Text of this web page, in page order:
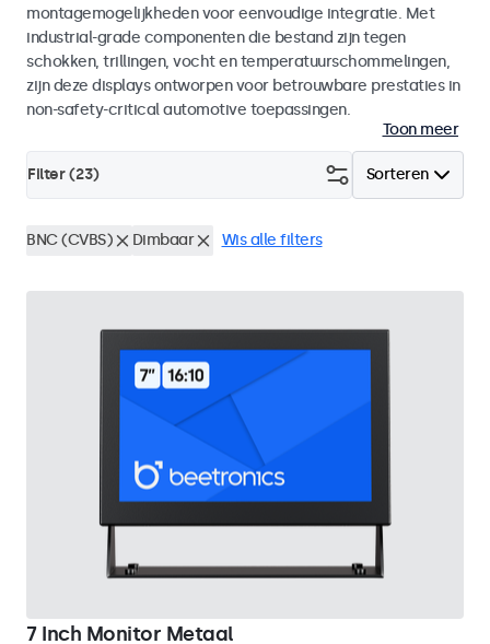
montagemogelijkheden voor eenvoudige integratie. Met
industrial-grade componenten die bestand zijn tegen
schokken, trillingen, vocht en temperatuurschommelingen,
zijn deze displays ontworpen voor betrouwbare prestaties in
non-safety-critical automotive toepassingen.
Toon meer
Sorteren
Filter (23)
BNC (CVBS) Dimbaar Wis alle filters
7 Inch Monitor Metaal